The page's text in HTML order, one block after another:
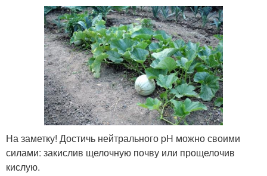
На заметку! Достичь нейтрального pH можно своими
силами: закислив щелочную почву или прощелочив
кислую.